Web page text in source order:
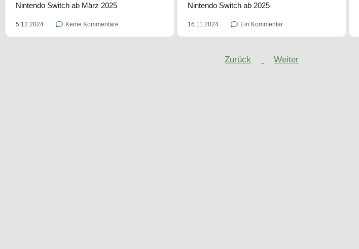
Nintendo Switch ab März 2025
5.12.2024 Keine Kommentare
Nintendo Switch ab 2025
16.11.2024 Ein Kommentar
Zurück Weiter